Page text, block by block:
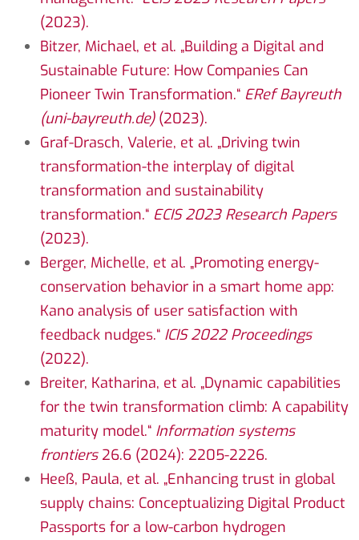
(2023).
Bitzer, Michael, et al. „Building a Digital and
Sustainable Future: How Companies Can
Pioneer Twin Transformation.“ ERef Bayreuth
(uni-bayreuth.de)(2023).
Graf-Drasch, Valerie, et al. „Driving twin
transformation-the interplay of digital
transformation and sustainability
transformation.“ ECIS 2023 Research Papers
(2023).
Berger, Michelle, et al. „Promoting energy-
conservation behavior in a smart home app:
Kano analysis of user satisfaction with
feedback nudges.“ ICIS 2022 Proceedings
(2022).
Breiter, Katharina, et al. „Dynamic capabilities
for the twin transformation climb: A capability
maturity model.“ Information systems
frontiers26.6 (2024): 2205-2226.
Heeß, Paula, et al. „Enhancing trust in global
supply chains: Conceptualizing Digital Product
Passports for a low-carbon hydrogen